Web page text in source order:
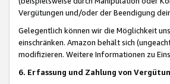
Vergütungen und/oder der Beendigung
Gelegentlich können wir die Möglichkeit
einschränken. Amazon behält sich
modifizieren. Weitere Informationen zu
6. Erfassung und Zahlung von